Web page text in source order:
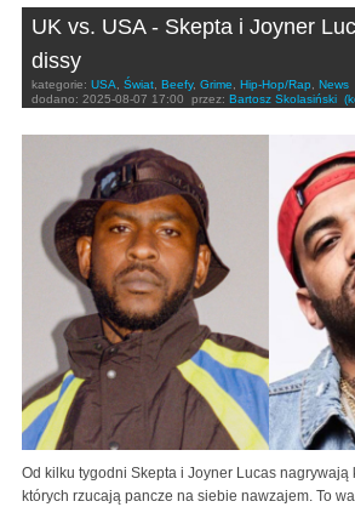
UK vs. USA - Skepta i Joyner
dissy
kategorie: USA, Świat, Beefy, Grime, Hip-Hop/Rap, News
dodano: 2025-08-07 17:00 przez: Bartosz Skolasiński
Od kilku tygodni Skepta i Joyner Lucas nagrywają
których rzucają pancze na siebie nawzajem. To